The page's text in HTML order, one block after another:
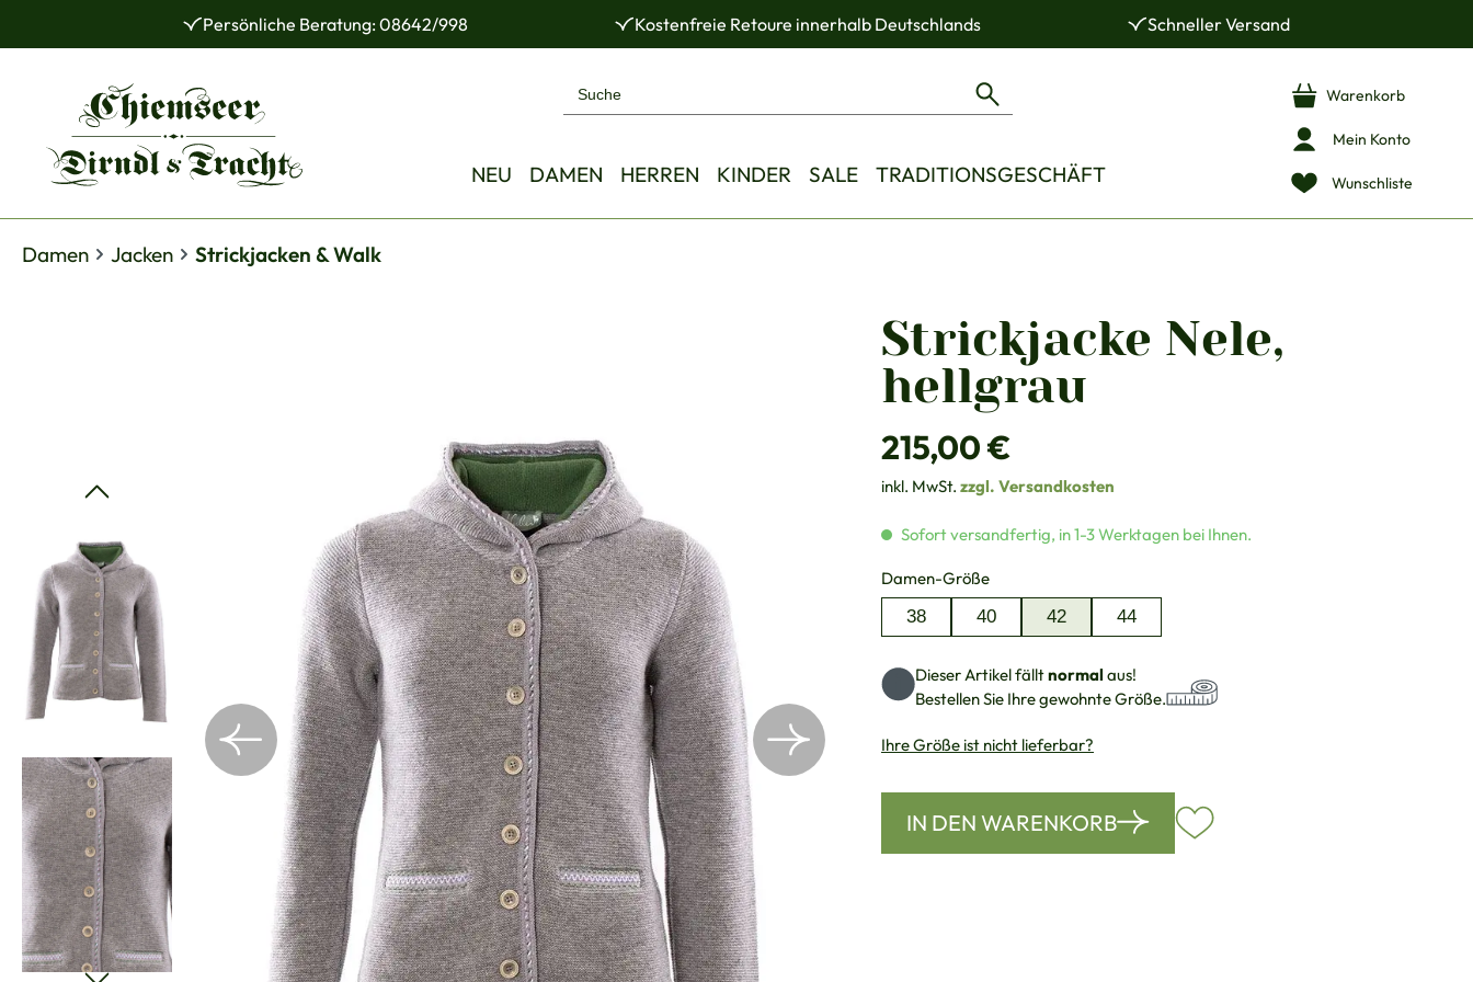
Hauptinhalt springen
Zur Hauptnavigation springenPersönliche Beratung: 08642/998 Kostenfreie Retoure innerhalb Deutschlands Schneller Versand
NEU DAMEN HERREN KINDER SALE TRADITIONSGESCHÄFT Wunschliste
Mein Konto
Warenkorb
Damen Jacken Strickjacken & Walk
Strickjacke Nele,
hellgrau
Regulärer Preis:
215,00 €
inkl. MwSt. zzgl. Versandkosten
Sofort versandfertig, in 1-3 Werktagen bei Ihnen.
Damen-Größeauswählen
38
40 42 44
Dieser Artikel fälltnormalaus!
Bestellen Sie Ihre gewohnte Größe.
Ihre Größe ist nicht lieferbar?
IN DEN WARENKORB